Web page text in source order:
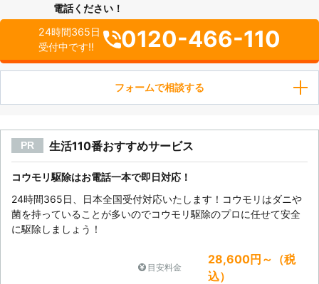
電話ください！
24時間365日
受付中です!!
0120-466-110
フォームで相談する
PR 生活110番おすすめサービス
コウモリ駆除はお電話一本で即日対応！
24時間365日、日本全国受付対応いたします！コウモリはダニや
菌を持っていることが多いのでコウモリ駆除のプロに任せて安全
に駆除しましょう！
目安料金
28,600円～（税
込）